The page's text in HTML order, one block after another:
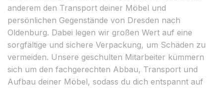
anderem den Transport deiner Möbel und
persönlichen Gegenstände von Dresden nach
Oldenburg. Dabei legen wir großen Wert auf eine
sorgfältige und sichere Verpackung, um Schäden zu
vermeiden. Unsere geschulten Mitarbeiter kümmern
sich um den fachgerechten Abbau, Transport und
Aufbau deiner Möbel, sodass du dich entspannt auf